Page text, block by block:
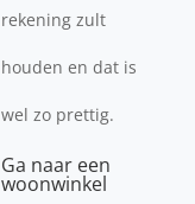
rekening zult
houden en dat is
wel zo prettig.
Ga naar een
woonwinkel